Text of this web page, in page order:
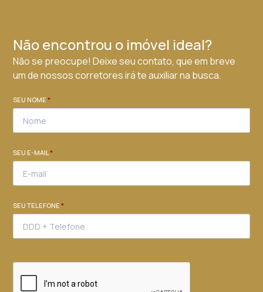
Não encontrou o imóvel ideal?
Não se preocupe! Deixe seu contato, que em breve
um de nossos corretores irá te auxiliar na busca.
SEU NOME*
SEU E-MAIL*
SEU TELEFONE*